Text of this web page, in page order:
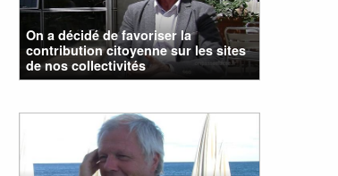
On a décidé de favoriser la
contribution citoyenne sur les sites
de nos collectivités